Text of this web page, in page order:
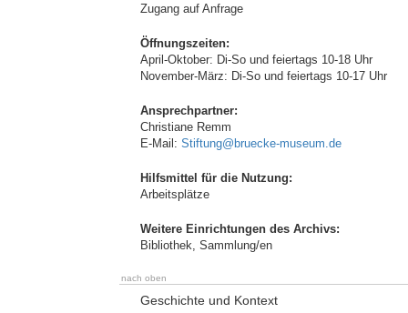
Zugang auf Anfrage
Öffnungszeiten:
April-Oktober: Di-So und feiertags 10-18 Uhr
November-März: Di-So und feiertags 10-17 Uhr
Ansprechpartner:
Christiane Remm
E-Mail: Stiftung@bruecke-museum.de
Hilfsmittel für die Nutzung:
Arbeitsplätze
Weitere Einrichtungen des Archivs:
Bibliothek, Sammlung/en
nach oben
Geschichte und Kontext